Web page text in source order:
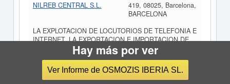
NILREB CENTRAL S.L.
419, 08025, Barcelona,
BARCELONA
LA EXPLOTACION DE LOCUTORIOS DE TELEFONIA E
INTERNET. LA EXPORTACION E IMPORTACION DE
EQUIPOS INFORMATICOS Y DEMAS PIEZAS Y
MATERIAL RELACIONADO, ASI COMO DE
ARTICULOS DE TELEFONIA Y DE IMPRENTA Y
PAPELERIA. LA DISTRIBUC
Hay más por ver
Ver Informe de OSMOZIS IBERIA SL.